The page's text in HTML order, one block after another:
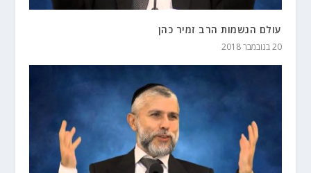
עולם הנשמות הרב זמיר כהן
20 בנובמבר 2018